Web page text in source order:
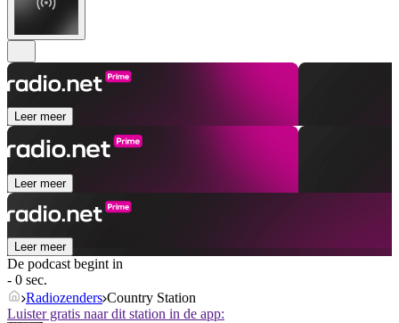
Leer meer
Leer meer
Leer meer
De podcast begint in
- 0 sec.
Radiozenders Country Station
Luister gratis naar dit station in de app: